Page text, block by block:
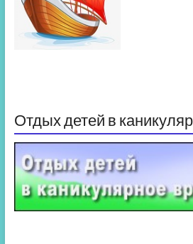
Отдых детей в